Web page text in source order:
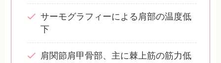
サーモグラフィーによる肩部の温度低
下
肩関節肩甲骨部、主に棘上筋の筋力低